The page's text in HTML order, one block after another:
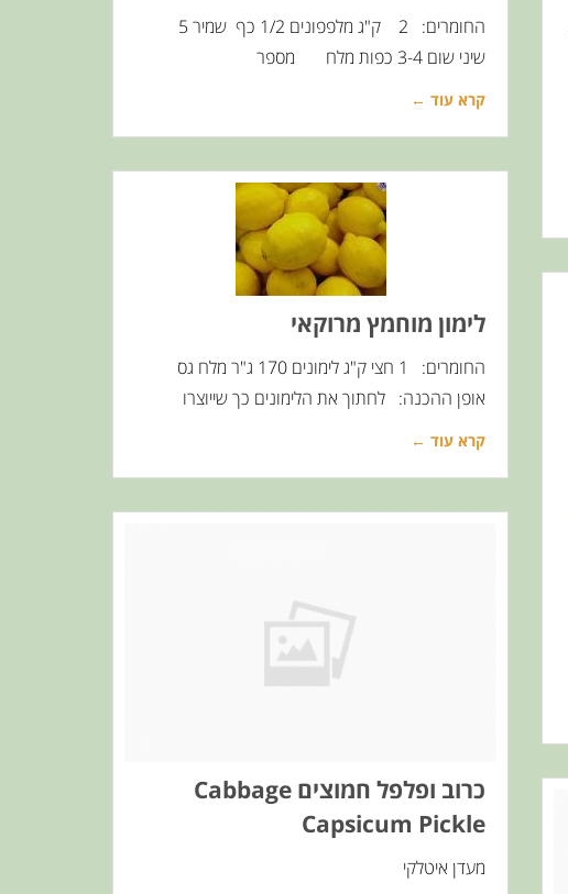
שיני שום 3-4 כפות מלח מספר
קרא עוד ←
לימון מוחמץ מרוקאי
החומרים: 1 חצי ק"ג לימונים 170 ג"ר מלח גס
אופן ההכנה: לחתוך את הלימונים כך שייוצרו
קרא עוד ←
כרוב ופלפל חמוצים Cabbage
Capsicum Pickle
מעדן איטלקי